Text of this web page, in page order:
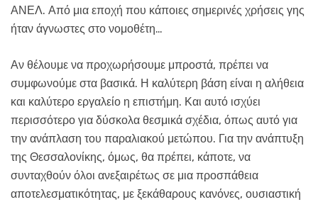
ΑΝΕΛ. Από μια εποχή που κάποιες σημερινές χρήσεις γης
ήταν άγνωστες στο νομοθέτη…
Αν θέλουμε να προχωρήσουμε μπροστά, πρέπει να
συμφωνούμε στα βασικά. Η καλύτερη βάση είναι η αλήθεια
και καλύτερο εργαλείο η επιστήμη. Και αυτό ισχύει
περισσότερο για δύσκολα θεσμικά σχέδια, όπως αυτό για
την ανάπλαση του παραλιακού μετώπου. Για την ανάπτυξη
της Θεσσαλονίκης, όμως, θα πρέπει, κάποτε, να
συνταχθούν όλοι ανεξαιρέτως σε μια προσπάθεια
αποτελεσματικότητας, με ξεκάθαρους κανόνες, ουσιαστική